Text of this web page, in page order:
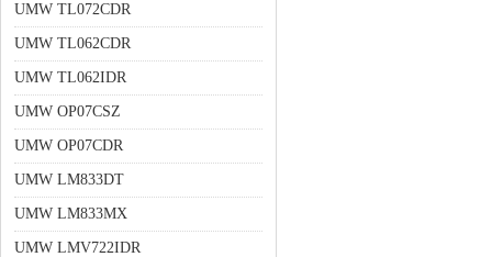
UMW TL072CDR
UMW TL062CDR
UMW TL062IDR
UMW OP07CSZ
UMW OP07CDR
UMW LM833DT
UMW LM833MX
UMW LMV722IDR